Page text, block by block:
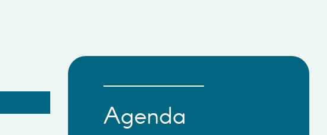
Agenda